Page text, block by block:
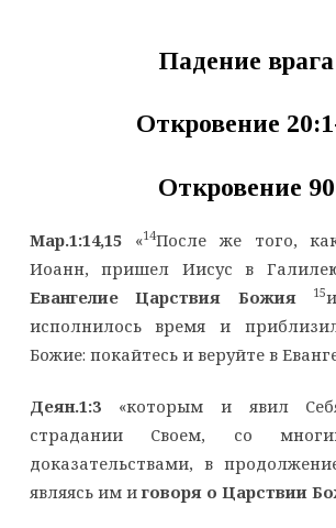
Падение врага
Откровение
Откровение 90
Мар.1:14,15«14После же того,
Иоанн, пришел Иисус в
Евангелие Царствия Божия
15
исполнилось время и
Божие: покайтесь и веруйте в
Деян.1:3«которым и явил
страдании Своем, со
доказательствами, в
являясь им иговоря о Царствии